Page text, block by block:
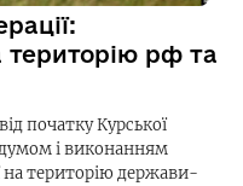
територію рф та
початку Курської
і виконанням
на територію держави-